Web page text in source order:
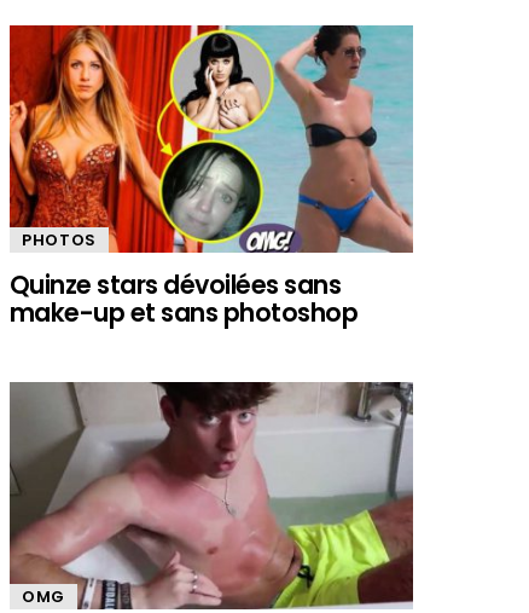
PHOTOS
Quinze stars dévoilées sans
make-up et sans photoshop
OMG